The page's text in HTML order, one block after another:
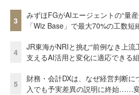
3
みずほFGがAIエージェントの“量
「Wiz Base」で最大70%の工数短
4
JR東海がNRIと挑む“前例なき上
支えるAI活用と変化に適応できる
5
財務・会計DXは、なぜ経営判断
入でも予実差異の説明に終始……